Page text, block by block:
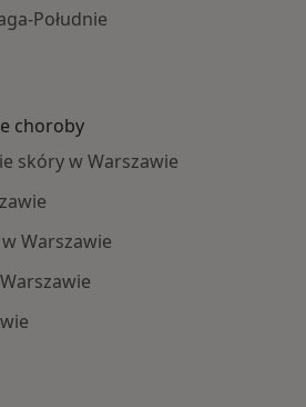
Południe
choroby
skóry w Warszawie
Warszawie